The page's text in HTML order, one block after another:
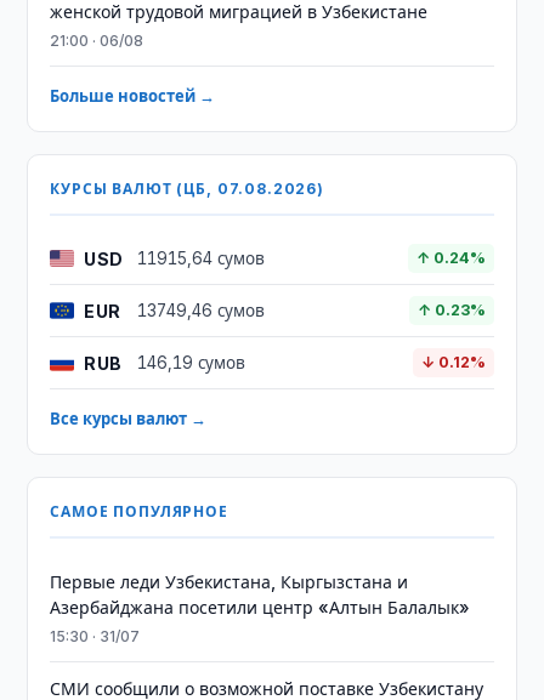
женской трудовой миграцией в Узбекистане
21:00 · 06/08
Больше новостей →
КУРСЫ ВАЛЮТ (ЦБ, 07.08.2026)
USD 11915,64 сумов ↑ 0.24%
EUR 13749,46 сумов ↑ 0.23%
RUB 146,19 сумов ↓ 0.12%
Все курсы валют →
САМОЕ ПОПУЛЯРНОЕ
Первые леди Узбекистана, Кыргызстана и
Азербайджана посетили центр «Алтын Балалык»
15:30 · 31/07
СМИ сообщили о возможной поставке Узбекистану